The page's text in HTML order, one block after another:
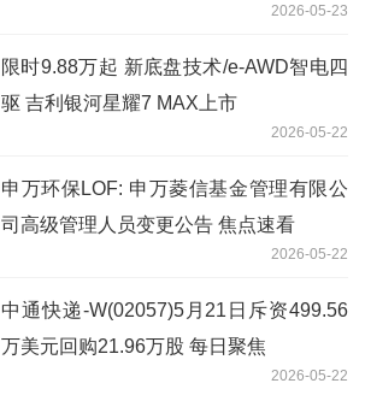
2026-05-23
限时9.88万起 新底盘技术/e-AWD智电四
驱 吉利银河星耀7 MAX上市
2026-05-22
申万环保LOF: 申万菱信基金管理有限公
司高级管理人员变更公告 焦点速看
2026-05-22
中通快递-W(02057)5月21日斥资499.56
万美元回购21.96万股 每日聚焦
2026-05-22